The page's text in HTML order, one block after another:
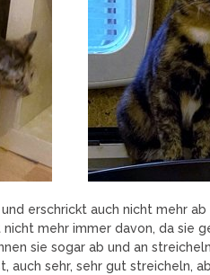
erschrickt auch nicht mehr
mehr immer davon, da sie
sie sogar ab und an
auch sehr, sehr gut streicheln,